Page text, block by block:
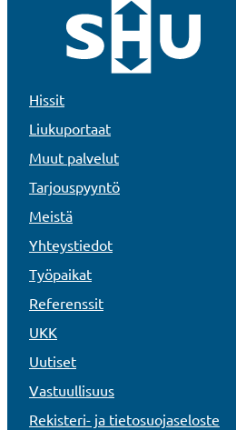
Hissit
Liukuportaat
Muut palvelut
Tarjouspyyntö
Meistä
Yhteystiedot
Työpaikat
Referenssit
UKK
Uutiset
Vastuullisuus
Rekisteri- ja tietosuojaseloste